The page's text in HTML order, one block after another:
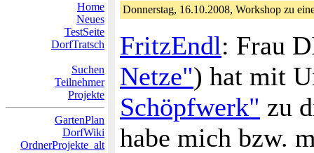
Home
Neues
TestSeite
DorfTratsch
Suchen
Teilnehmer
Projekte
GartenPlan
DorfWiki
OrdnerProjekte_alt
Donnerstag, 16.10.2008, Workshop zu
FritzEndl: Frau
Netze") hat mit
Schöpfwerk" zu
habe mich bzw.